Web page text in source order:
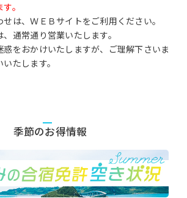
。
は、ＷＥＢサイトをご利用ください。
通常通り営業いたします。
惑をおかけいたしますが、ご理解下さいま
たします。
季節のお得情報